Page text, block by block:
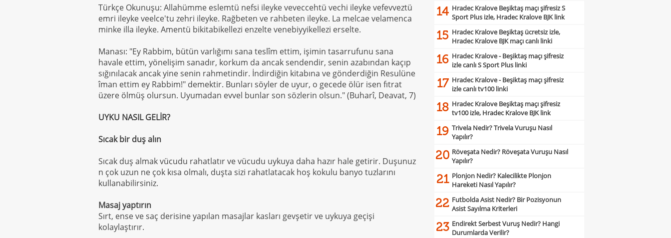
Türkçe Okunuşu: Allahümme eslemtü nefsi ileyke veveccehtü vechi ileyke vefevveztü
emri ileyke veelce'tu zehri ileyke. Rağbeten ve rahbeten ileyke. La melcae velamenca
minke illa ileyke. Amentü bikitabikellezi enzelte venebiyyikellezi erselte.
Manası: "Ey Rabbim, bütün varlığımı sana teslîm ettim, işimin tasarrufunu sana
havale ettim, yönelişim sanadır, korkum da ancak sendendir, senin azabından kaçıp
sığınılacak ancak yine senin rahmetindir. İndirdiğin kitabına ve gönderdiğin Resulüne
îman ettim ey Rabbim!" demektir. Bunları söyler de uyur, o gecede ölür isen fıtrat
üzere ölmüş olursun. Uyumadan evvel bunlar son sözlerin olsun." (Buharî, Deavat, 7)
UYKU NASIL GELİR?
Sıcak bir duş alın
Sıcak duş almak vücudu rahatlatır ve vücudu uykuya daha hazır hale getirir. Duşunuz
n çok uzun ne çok kısa olmalı, duşta sizi rahatlatacak hoş kokulu banyo tuzlarını
kullanabilirsiniz.
Masaj yaptırın
Sırt, ense ve saç derisine yapılan masajlar kasları gevşetir ve uykuya geçişi
kolaylaştırır.
14 Hradec Kralove Beşiktaş maçı şifresiz S
Sport Plus izle, Hradec Kralove BJK link
15 Hradec Kralove Beşiktaş ücretsiz izle,
Hradec Kralove BJK maçı canlı linki
16 Hradec Kralove - Beşiktaş maçı şifresiz
izle canlı S Sport Plus linki
17 Hradec Kralove - Beşiktaş maçı şifresiz
izle canlı tv100 linki
18 Hradec Kralove Beşiktaş maçı şifresiz
tv100 izle, Hradec Kralove BJK link
19 Trivela Nedir? Trivela Vuruşu Nasıl
Yapılır?
20 Röveşata Nedir? Röveşata Vuruşu Nasıl
Yapılır?
21 Plonjon Nedir? Kalecilikte Plonjon
Hareketi Nasıl Yapılır?
22 Futbolda Asist Nedir? Bir Pozisyonun
Asist Sayılma Kriterleri
23 Endirekt Serbest Vuruş Nedir? Hangi
Durumlarda Verilir?